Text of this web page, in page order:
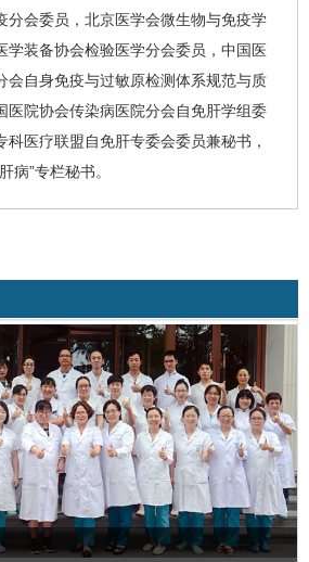
分会委员，北京医学会微生物与免疫学
学装备协会检验医学分会委员，中国医
会自身免疫与过敏原检测体系规范与质
医院协会传染病医院分会自免肝学组委
科医疗联盟自免肝专委会委员兼秘书，
病”专栏秘书。